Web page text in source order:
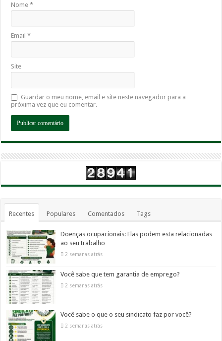
Nome*
Email*
Site
Guardar o meu nome, email e site neste navegador para a
próxima vez que eu comentar.
Recentes Populares Comentados Tags
Doenças ocupacionais: Elas podem esta relacionadas
ao seu trabalho
2 semanas atrás
Você sabe que tem garantia de emprego?
2 semanas atrás
Você sabe o que o seu sindicato faz por você?
2 semanas atrás